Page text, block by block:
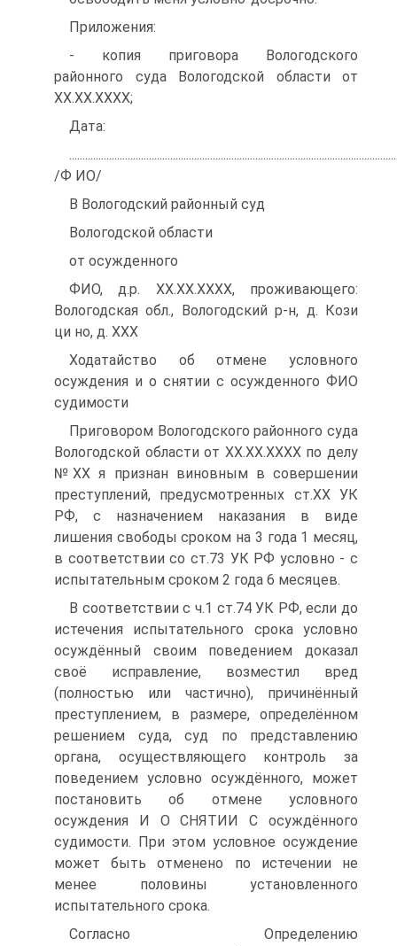
Приложения:
- копия приговора Вологодского
районного суда Вологодской области от
ХХ.ХХ.ХХХХ;
Дата:
/Ф ИО/
В Вологодский районный суд
Вологодской области
от осужденного
ФИО, д.р. ХХ.ХХ.ХХХХ, проживающего:
Вологодская обл., Вологодский р-н, д. Кози
ци но, д. XXX
Ходатайство об отмене условного
осуждения и о снятии с осужденного ФИО
судимости
Приговором Вологодского районного суда
Вологодской области от ХХ.ХХ.ХХХХ по делу
№ХХ я признан виновным в совершении
преступлений, предусмотренных ст.ХХ УК
РФ, с назначением наказания в виде
лишения свободы сроком на 3 года 1 месяц,
в соответствии со ст.73 УК РФ условно - с
испытательным сроком 2 года 6 месяцев.
В соответствии с ч.1 ст.74 УК РФ, если до
истечения испытательного срока условно
осуждённый своим поведением доказал
своё исправление, возместил вред
(полностью или частично), причинённый
преступлением, в размере, определённом
решением суда, суд по представлению
органа, осуществляющего контроль за
поведением условно осуждённого, может
постановить об отмене условного
осуждения И О СНЯТИИ C осуждённого
судимости. При этом условное осуждение
может быть отменено по истечении не
менее половины установленного
испытательного срока.
Согласно Определению